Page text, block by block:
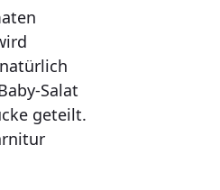
Salat
geteilt.